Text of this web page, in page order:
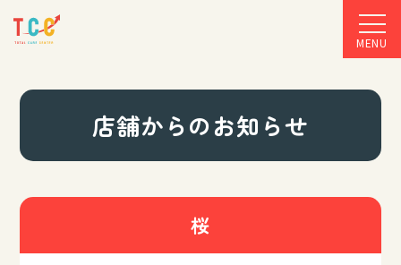
MENU
店舗からのお知らせ
桜